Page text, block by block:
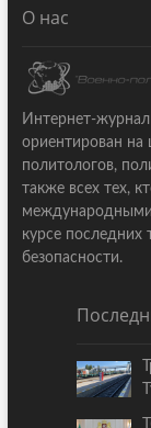
О нас
Интернет-
ориентирован
политологов,
также всех тех,
международными
курсе последних
безопасности.